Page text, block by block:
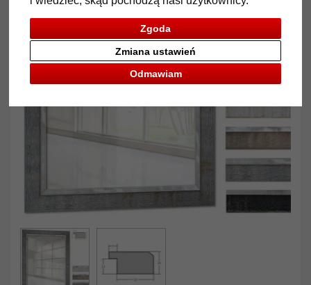
Zgoda
Odmawiam
Zmiana ustawień
Powrót